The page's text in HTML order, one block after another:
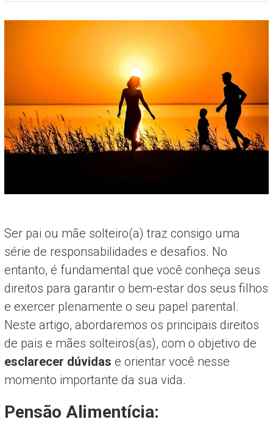
Ser pai ou mãe solteiro(a) traz consigo uma
série de responsabilidades e desafios. No
entanto, é fundamental que você conheça seus
direitos para garantir o bem-estar dos seus filhos
e exercer plenamente o seu papel parental.
Neste artigo, abordaremos os principais direitos
de pais e mães solteiros(as), com o objetivo de
esclarecer dúvidas e orientar você nesse
momento importante da sua vida.
Pensão Alimentícia: